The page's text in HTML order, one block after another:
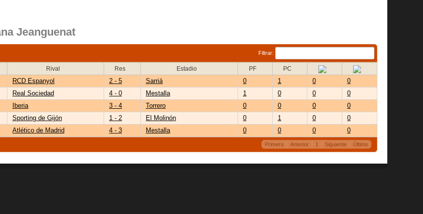
Jeanguenat
Filtrar:
Rival Res Estadio PF PC
RCD Espanyol 2 - 5 Sarriá 0 1 0
0
Real Sociedad 4 - 0 Mestalla 1 0 0
0
Iberia 3 - 4 Torrero 0 0 0
0
Sporting de Gijón 1 - 2 El Molinón 0 1 0
0
Atlético de Madrid 4 - 3 Mestalla 0 0 0 0
Primero Anterior 1 Siguiente Último